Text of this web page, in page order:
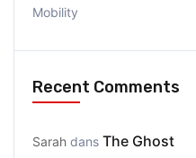
Mobility
Recent Comments
Sarah dans The Ghost